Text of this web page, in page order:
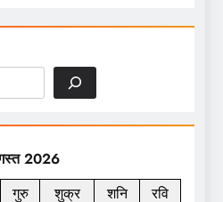
2026
गुरु शुक्र शनि
रवि